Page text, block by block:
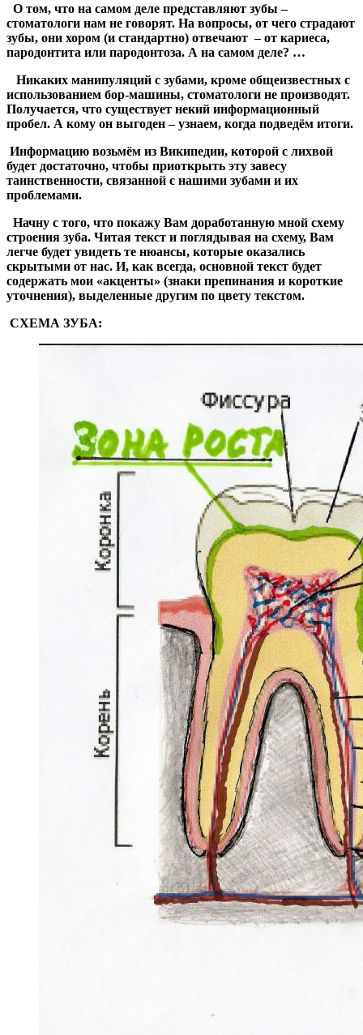
О том, что на самом деле представляют зубы –
стоматологи нам не говорят. На вопросы, от чего страдают
зубы, они хором (и стандартно) отвечают – от кариеса,
пародонтита или пародонтоза. А на самом деле? …
Никаких манипуляций с зубами, кроме общеизвестных с
использованием бор-машины, стоматологи не производят.
Получается, что существует некий информационный
пробел. А кому он выгоден – узнаем, когда подведём итоги.
Информацию возьмём из Википедии, которой с лихвой
будет достаточно, чтобы приоткрыть эту завесу
таинственности, связанной с нашими зубами и их
проблемами.
Начну с того, что покажу Вам доработанную мной схему
строения зуба. Читая текст и поглядывая на схему, Вам
легче будет увидеть те нюансы, которые оказались
скрытыми от нас. И, как всегда, основной текст будет
содержать мои «акценты» (знаки препинания и короткие
уточнения), выделенные другим по цвету текстом.
СХЕМА ЗУБА: